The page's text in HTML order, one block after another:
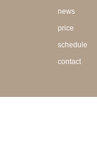
news
price
schedule
contact